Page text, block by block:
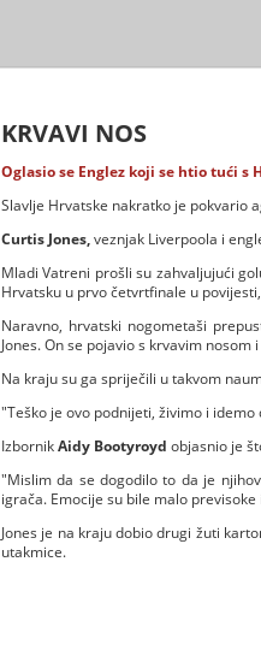
KRVAVI NOS
Oglasio se Englez koji se htio tući s
Slavlje Hrvatske nakratko je pokvario
Curtis Jones,veznjak Liverpoola i
Mladi Vatreni prošli su zahvaljujući
Hrvatsku u prvo četvrtfinale u
Naravno, hrvatski nogometaši
Jones. On se pojavio s krvavim
Na kraju su ga spriječili u takvom
"Teško je ovo podnijeti, živimo i idemo
IzbornikAidy Bootyroyd objasnio je
"Mislim da se dogodilo to da je
igrača. Emocije su bile malo
Jones je na kraju dobio drugi žuti
utakmice.